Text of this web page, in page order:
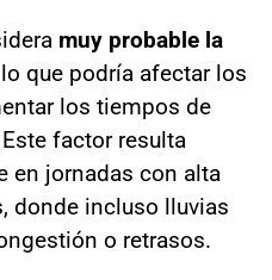
muy probable la
que podría afectar los
los tiempos de
factor resulta
en jornadas con alta
donde incluso lluvias
o retrasos.